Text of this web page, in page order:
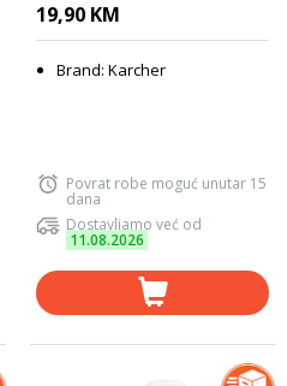
19,90 KM
Brand: Karcher
Povrat robe moguć unutar 15
dana
Dostavljamo već od
11.08.2026